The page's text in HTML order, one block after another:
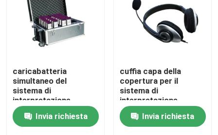
caricabatteria
simultaneo del
sistema di
interpretazione
dell'alimentazione
elettrica del
caricabatteria
Invia richiesta
cuffia capa della
copertura per il
sistema di
interpretazione
Invia richiesta